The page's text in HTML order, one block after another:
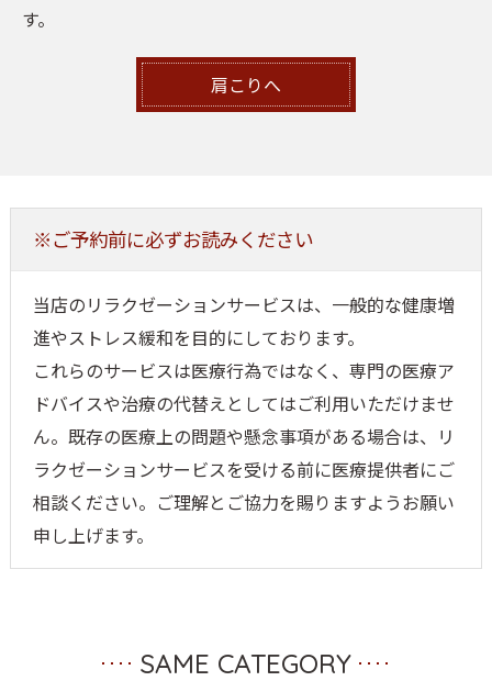
す。
肩こりへ
※ご予約前に必ずお読みください
当店のリラクゼーションサービスは、一般的な健康増
進やストレス緩和を目的にしております。
これらのサービスは医療行為ではなく、専門の医療ア
ドバイスや治療の代替えとしてはご利用いただけませ
ん。既存の医療上の問題や懸念事項がある場合は、リ
ラクゼーションサービスを受ける前に医療提供者にご
相談ください。ご理解とご協力を賜りますようお願い
申し上げます。
SAME CATEGORY